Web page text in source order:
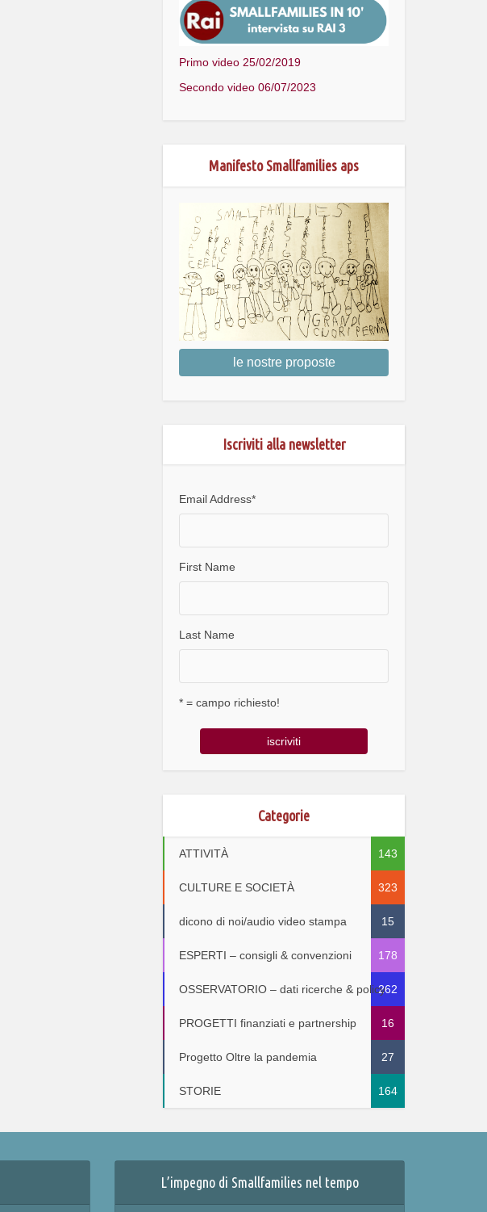
Primo video 25/02/2019
Secondo video 06/07/2023
Manifesto Smallfamilies aps
le nostre proposte
Iscriviti alla newsletter
Email Address*
First Name
Last Name
* = campo richiesto!
Categorie
ATTIVITÀ 143
CULTURE E SOCIETÀ 323
dicono di noi/audio video stampa 15
ESPERTI – consigli & convenzioni 178
OSSERVATORIO – dati ricerche & policy262
PROGETTI finanziati e partnership 16
Progetto Oltre la pandemia 27
STORIE 164
L’impegno di Smallfamilies nel tempo